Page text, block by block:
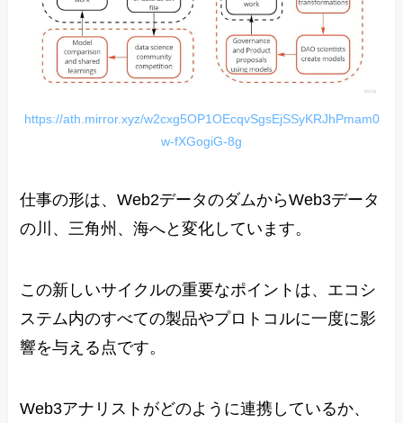
https://ath.mirror.xyz/w2cxg5OP1OEcqvSgsEjSSyKRJhPmam0
w-fXGogiG-8g
仕事の形は、Web2データのダムからWeb3データ
の川、三角州、海へと変化しています。
この新しいサイクルの重要なポイントは、エコシ
ステム内のすべての製品やプロトコルに一度に影
響を与える点です。
Web3アナリストがどのように連携しているか、